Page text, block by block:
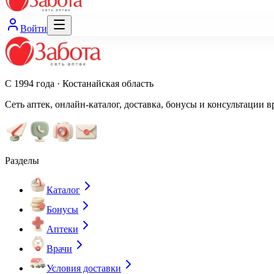
Войти
С 1994 года · Костанайская область
Сеть аптек, онлайн-каталог, доставка, бонусы и консультации
Разделы
Каталог
Бонусы
Аптеки
Врачи
Условия доставки